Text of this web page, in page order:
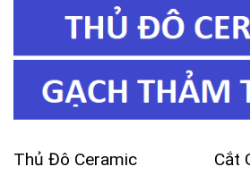
Thủ Đô Ceramic Cắt